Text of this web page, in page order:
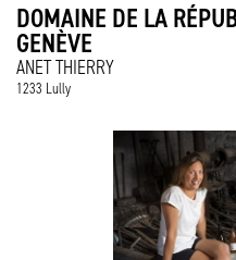
DOMAINE DE LA
GENÈVE
ANET THIERRY
1233 Lully